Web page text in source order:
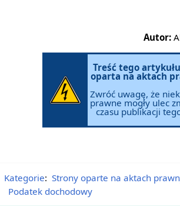
Autor:
Treść tego
oparta na aktach
Zwróć uwagę, że
prawne mogły ulec
czasu publikacji
Kategorie: Strony oparte na aktach
Podatek dochodowy